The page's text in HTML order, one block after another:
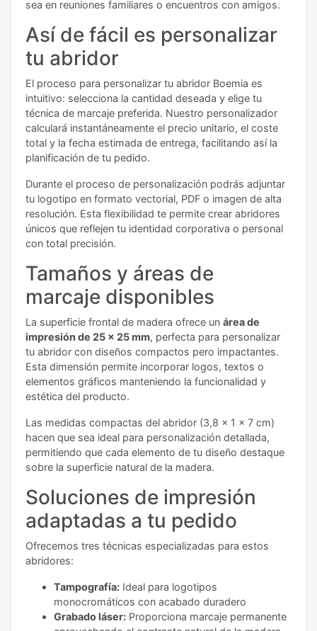
sea en reuniones familiares o encuentros con amigos.
Así de fácil es personalizar
tu abridor
El proceso para personalizar tu abridor Boemia es
intuitivo: selecciona la cantidad deseada y elige tu
técnica de marcaje preferida. Nuestro personalizador
calculará instantáneamente el precio unitario, el coste
total y la fecha estimada de entrega, facilitando así la
planificación de tu pedido.
Durante el proceso de personalización podrás adjuntar
tu logotipo en formato vectorial, PDF o imagen de alta
resolución. Esta flexibilidad te permite crear abridores
únicos que reflejen tu identidad corporativa o personal
con total precisión.
Tamaños y áreas de
marcaje disponibles
La superficie frontal de madera ofrece un área de
impresión de 25 x 25 mm, perfecta para personalizar
tu abridor con diseños compactos pero impactantes.
Esta dimensión permite incorporar logos, textos o
elementos gráficos manteniendo la funcionalidad y
estética del producto.
Las medidas compactas del abridor (3,8 x 1 x 7 cm)
hacen que sea ideal para personalización detallada,
permitiendo que cada elemento de tu diseño destaque
sobre la superficie natural de la madera.
Soluciones de impresión
adaptadas a tu pedido
Ofrecemos tres técnicas especializadas para estos
abridores:
Tampografía: Ideal para logotipos
monocromáticos con acabado duradero
Grabado láser: Proporciona marcaje permanente